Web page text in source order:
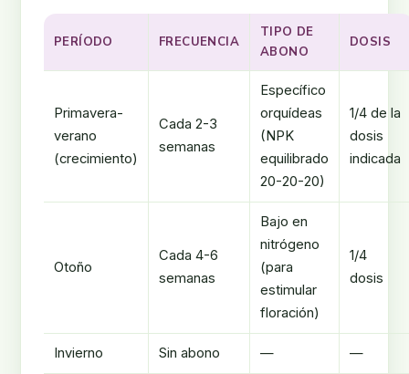
PERÍODO FRECUENCIA
TIPO DE
ABONO
DOSIS
Primavera-
verano
(crecimiento)
Cada 2-3
semanas
Específico
orquídeas
(NPK
equilibrado
20-20-20)
1/4 de la
dosis
indicada
Otoño
Cada 4-6
semanas
Bajo en
nitrógeno
(para
estimular
floración)
1/4
dosis
Invierno Sin abono — —